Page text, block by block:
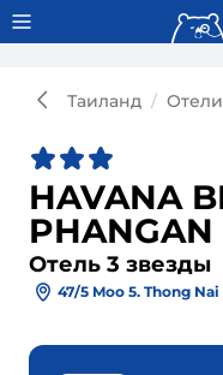
Тонкости используют
Таиланд
HAVANA
PHANGAN
Отель 3 звезды
47/5 Moo 5. Thong